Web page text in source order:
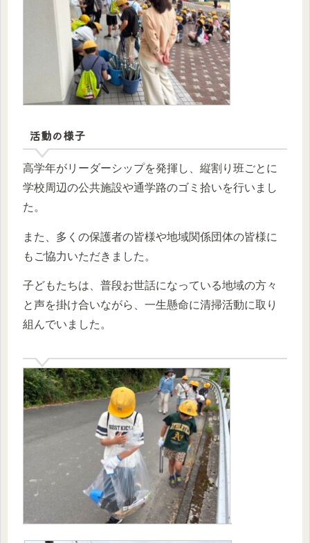
活動の様子
高学年がリーダーシップを発揮し、縦割り班ごとに
学校周辺の公共施設や通学路のゴミ拾いを行いまし
た。
また、多くの保護者の皆様や地域関係団体の皆様に
もご協力いただきました。
子どもたちは、普段お世話になっている地域の方々
と声を掛け合いながら、一生懸命に清掃活動に取り
組んでいました。